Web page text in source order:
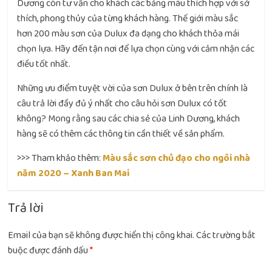
Dương còn tư vấn cho khách các bảng màu thích hợp với sở
thích, phong thủy của từng khách hàng. Thế giới màu sắc
hơn 200 màu sơn của Dulux đa dạng cho khách thỏa mái
chọn lựa. Hãy đến tận nơi để lựa chọn cùng với cảm nhận các
điều tốt nhất.
Những ưu điểm tuyệt vời của sơn Dulux ở bên trên chính là
câu trả lời đầy đủ ý nhất cho câu hỏi sơn Dulux có tốt
không? Mong rằng sau các chia sẻ của Linh Dương, khách
hàng sẽ có thêm các thông tin cần thiết về sản phẩm.
>>> Tham khảo thêm: Màu sắc sơn chủ đạo cho ngôi nhà
năm 2020 – Xanh Ban Mai
Trả lời
Email của bạn sẽ không được hiển thị công khai.Các trường bắt
buộc được đánh dấu*